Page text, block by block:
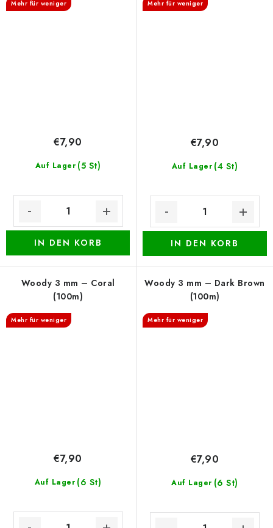
Mehr für weniger
Auf Lager (5 St)
€7,90
IN DEN KORB
Mehr für weniger
Auf Lager (4 St)
€7,90
IN DEN KORB
Woody 3 mm – Coral
(100m)
Mehr für weniger
Auf Lager (6 St)
€7,90
Woody 3 mm – Dark Brown
(100m)
Mehr für weniger
Auf Lager (6 St)
€7,90